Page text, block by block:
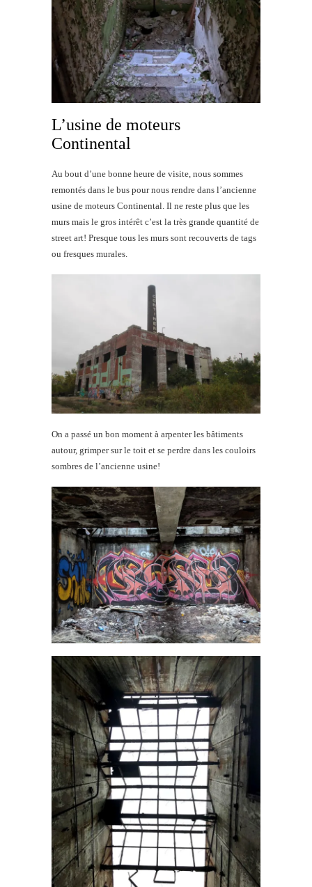
L’usine de moteurs
Continental
Au bout d’une bonne heure de visite, nous sommes
remontés dans le bus pour nous rendre dans l’ancienne
usine de moteurs Continental. Il ne reste plus que les
murs mais le gros intérêt c’est la très grande quantité de
street art! Presque tous les murs sont recouverts de tags
ou fresques murales.
On a passé un bon moment à arpenter les bâtiments
autour, grimper sur le toit et se perdre dans les couloirs
sombres de l’ancienne usine!